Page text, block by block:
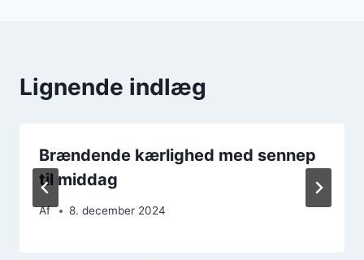
Lignende indlæg
Brændende kærlighed med sennep
til middag
Af 8. december 2024